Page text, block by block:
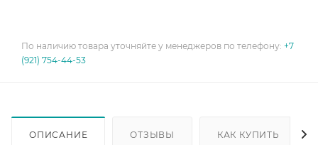
По наличию товара уточняйте у менеджеров по телефону: +7
(921) 754-44-53
ОПИСАНИЕ ОТЗЫВЫ КАК КУПИТЬ